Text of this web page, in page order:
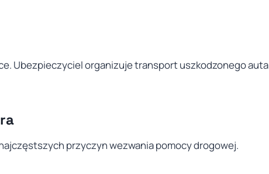
Ubezpieczyciel organizuje transport uszkodzonego auta
przyczyn wezwania pomocy drogowej.